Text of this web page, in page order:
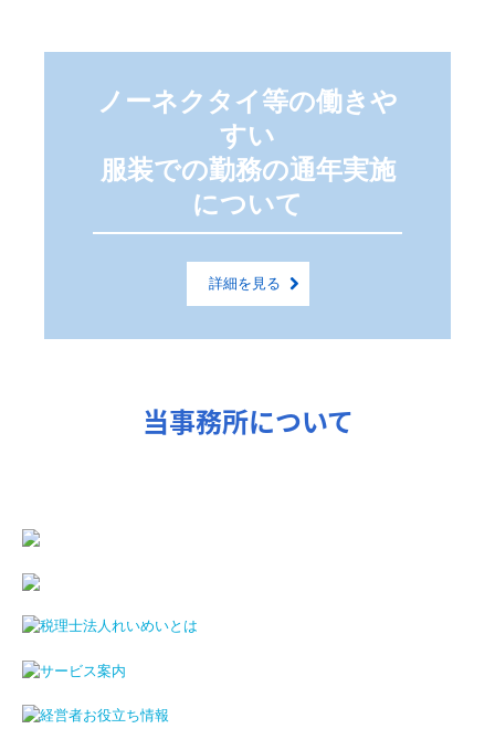
ノーネクタイ等の働きや
すい
服装での勤務の通年実施
について
詳細を見る
当事務所について